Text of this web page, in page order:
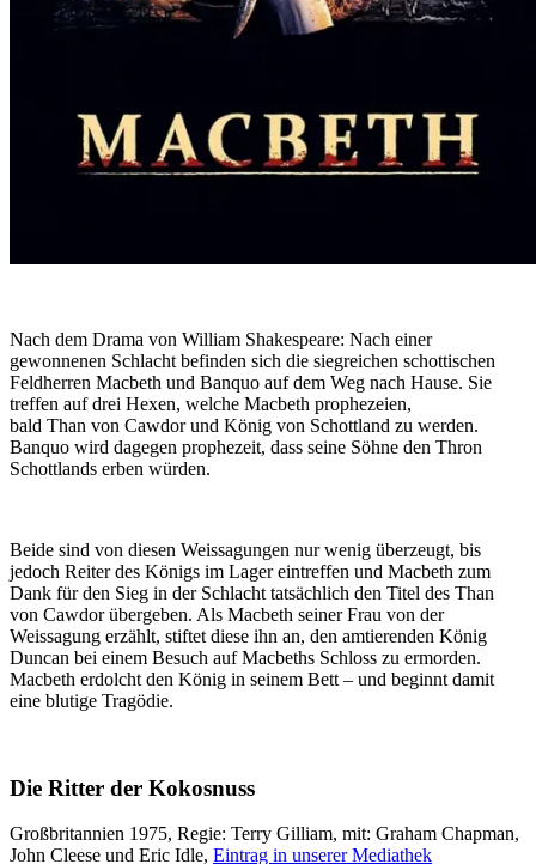
Nach dem Drama von William Shakespeare: Nach einer
gewonnenen Schlacht befinden sich die siegreichen schottischen
Feldherren Macbeth und Banquo auf dem Weg nach Hause. Sie
treffen auf drei Hexen, welche Macbeth prophezeien,
bald Than von Cawdor und König von Schottland zu werden.
Banquo wird dagegen prophezeit, dass seine Söhne den Thron
Schottlands erben würden.
Beide sind von diesen Weissagungen nur wenig überzeugt, bis
jedoch Reiter des Königs im Lager eintreffen und Macbeth zum
Dank für den Sieg in der Schlacht tatsächlich den Titel des Than
von Cawdor übergeben. Als Macbeth seiner Frau von der
Weissagung erzählt, stiftet diese ihn an, den amtierenden König
Duncan bei einem Besuch auf Macbeths Schloss zu ermorden.
Macbeth erdolcht den König in seinem Bett – und beginnt damit
eine blutige Tragödie.
Die Ritter der Kokosnuss
Großbritannien 1975, Regie: Terry Gilliam, mit: Graham Chapman,
John Cleese und Eric Idle, Eintrag in unserer Mediathek